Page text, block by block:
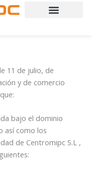
11 de julio, de
y de comercio
bajo el dominio
así como los
de Centromipc S.L ,